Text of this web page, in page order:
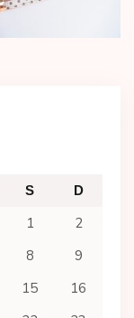
S D
1
2
8
9
15
16